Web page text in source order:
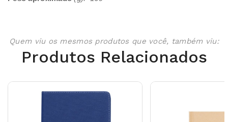
Quem viu os mesmos produtos que você, também viu:
Produtos Relacionados